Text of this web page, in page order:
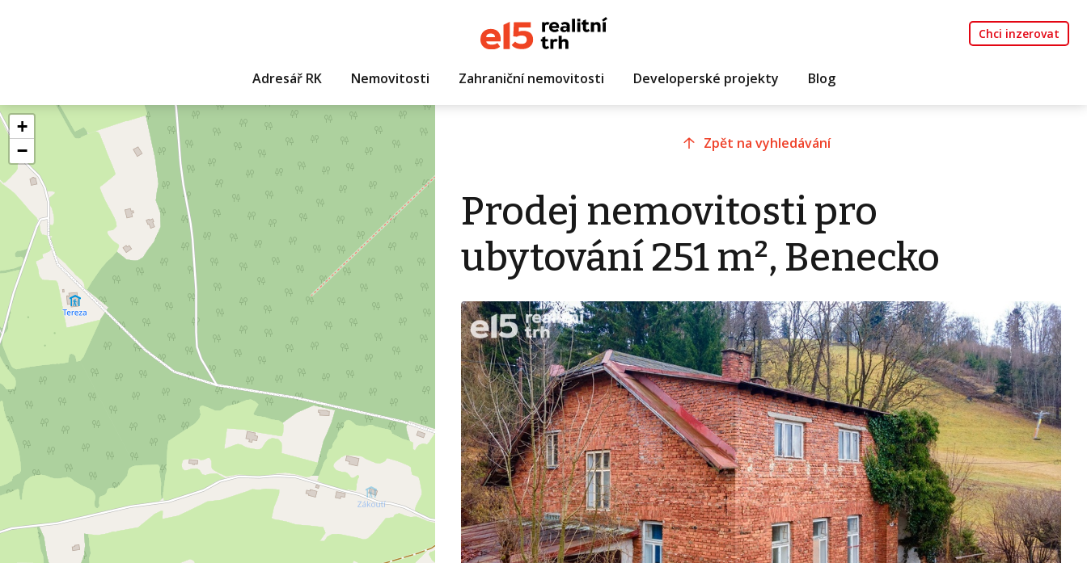
Chci inzerovat
Adresář RK Nemovitosti Zahraniční nemovitosti Developerské projekty Blog
+
−
Zpět na vyhledávání
Prodej nemovitosti pro
ubytování 251 m², Benecko